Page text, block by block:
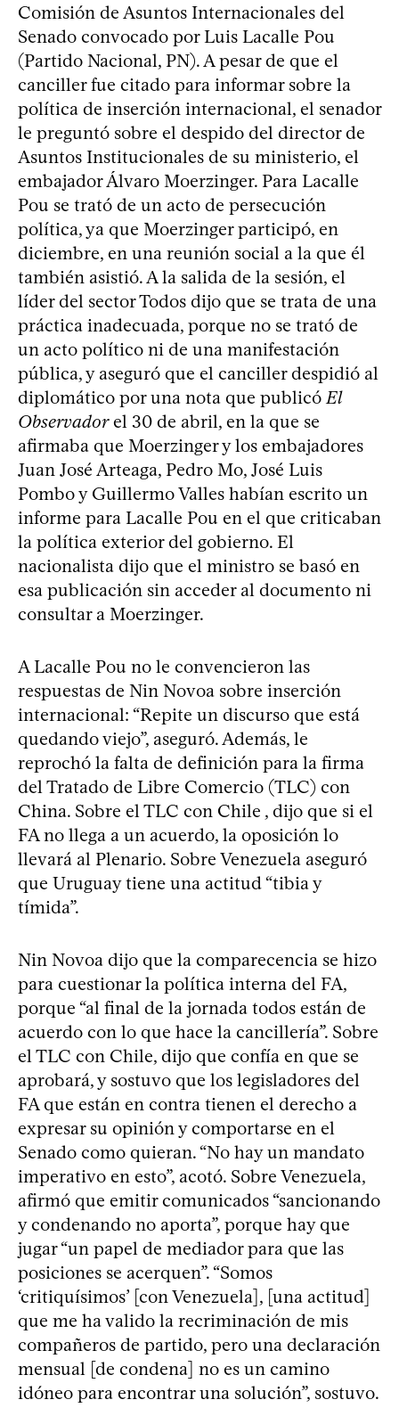
Comisión de Asuntos Internacionales del
Senado convocado por Luis Lacalle Pou
(Partido Nacional, PN). A pesar de que el
canciller fue citado para informar sobre la
política de inserción internacional, el senador
le preguntó sobre el despido del director de
Asuntos Institucionales de su ministerio, el
embajador Álvaro Moerzinger. Para Lacalle
Pou se trató de un acto de persecución
política, ya que Moerzinger participó, en
diciembre, en una reunión social a la que él
también asistió. A la salida de la sesión, el
líder del sector Todos dijo que se trata de una
práctica inadecuada, porque no se trató de
un acto político ni de una manifestación
pública, y aseguró que el canciller despidió al
diplomático por una nota que publicó El
Observadorel 30 de abril, en la que se
afirmaba que Moerzinger y los embajadores
Juan José Arteaga, Pedro Mo, José Luis
Pombo y Guillermo Valles habían escrito un
informe para Lacalle Pou en el que criticaban
la política exterior del gobierno. El
nacionalista dijo que el ministro se basó en
esa publicación sin acceder al documento ni
consultar a Moerzinger.
A Lacalle Pou no le convencieron las
respuestas de Nin Novoa sobre inserción
internacional: “Repite un discurso que está
quedando viejo”, aseguró. Además, le
reprochó la falta de definición para la firma
del Tratado de Libre Comercio (TLC) con
China. Sobre el TLC con Chile , dijo que si el
FA no llega a un acuerdo, la oposición lo
llevará al Plenario. Sobre Venezuela aseguró
que Uruguay tiene una actitud “tibia y
tímida”.
Nin Novoa dijo que la comparecencia se hizo
para cuestionar la política interna del FA,
porque “al final de la jornada todos están de
acuerdo con lo que hace la cancillería”. Sobre
el TLC con Chile, dijo que confía en que se
aprobará, y sostuvo que los legisladores del
FA que están en contra tienen el derecho a
expresar su opinión y comportarse en el
Senado como quieran. “No hay un mandato
imperativo en esto”, acotó. Sobre Venezuela,
afirmó que emitir comunicados “sancionando
y condenando no aporta”, porque hay que
jugar “un papel de mediador para que las
posiciones se acerquen”. “Somos
‘critiquísimos’ [con Venezuela], [una actitud]
que me ha valido la recriminación de mis
compañeros de partido, pero una declaración
mensual [de condena] no es un camino
idóneo para encontrar una solución”, sostuvo.